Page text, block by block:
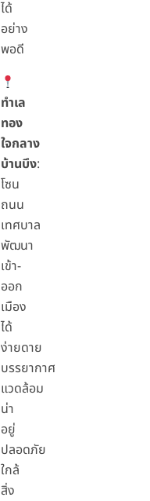
ได้
อย่าง
พอดี
ทำเล
ทอง
ใจกลาง
บ้านบึง:
โซน
ถนน
เทศบาล
พัฒนา
เข้า-
ออก
เมือง
ได้
ง่ายดาย
บรรยากาศ
แวดล้อม
น่า
อยู่
ปลอดภัย
ใกล้
สิ่ง